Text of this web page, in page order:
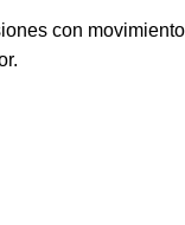
con